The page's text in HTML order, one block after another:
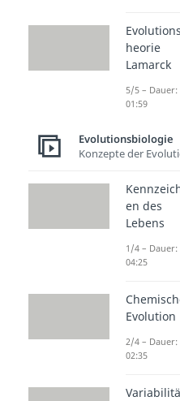
Auf unserer
und es
hinzu. Aber
Wichtig ist,
nur aus
können.
für
einer
ein Fluss
heorie
Lamarck
5/5 – Dauer:
01:59
Evolutionsbiologie
Konzepte der
en des
Lebens
1/4 – Dauer:
04:25
Evolution
2/4 – Dauer:
02:35